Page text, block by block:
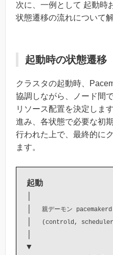
次に、一例として 起動時
状態遷移の流れについて
起動時の状態遷移
クラスタの起動時、
協調しながら、ノード間
リソース配置を決定しま
進み、各状態で必要な初
行われた上で、最終的に
ます。
起動
親デーモン pacemakerd
(controld,